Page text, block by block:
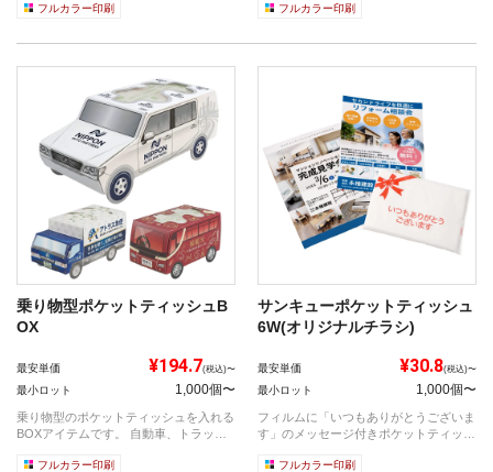
フルカラー印刷 フルカラー印刷
乗り物型ポケットティッシュB
OX
最安単価 ¥194.7(税込)〜
最小ロット 1,000個〜
乗り物型のポケットティッシュを入れる
BOXアイテムです。 自動車、トラッ
フルカラー印刷
サンキューポケットティッシュ
6W(オリジナルチラシ)
最安単価 ¥30.8(税込)〜
最小ロット 1,000個〜
フィルムに「いつもありがとうございま
す」のメッセージ付きポケットティッシ
フルカラー印刷